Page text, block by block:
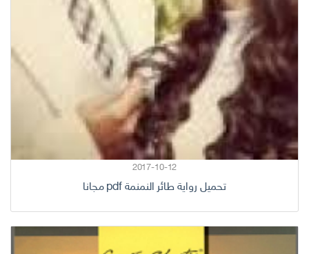
2017-10-12
تحميل رواية طائر النمنمة pdf مجانا